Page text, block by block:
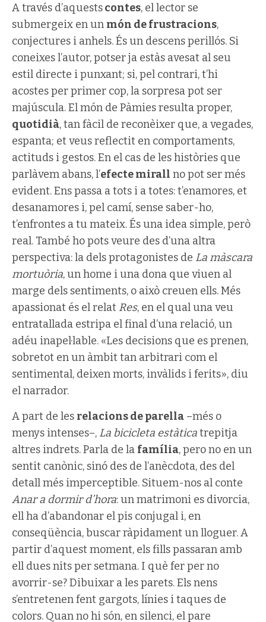
A través d’aquestscontes, el lector se
submergeix en un món de frustracions,
conjectures i anhels. És un descens perillós. Si
coneixes l’autor, potser ja estàs avesat al seu
estil directe i punxant; si, pel contrari, t’hi
acostes per primer cop, la sorpresa pot ser
majúscula. El món de Pàmies resulta proper,
quotidià, tan fàcil de reconèixer que, a vegades,
espanta; et veus reflectit en comportaments,
actituds i gestos. En el cas de les històries que
parlàvem abans, l’efecte mirall no pot ser més
evident. Ens passa a tots i a totes: t’enamores, et
desanamores i, pel camí, sense saber-ho,
t’enfrontes a tu mateix. És una idea simple, però
real. També ho pots veure des d’una altra
perspectiva: la dels protagonistes de La màscara
mortuòria, un home i una dona que viuen al
marge dels sentiments, o això creuen ells. Més
apassionat és el relat Res, en el qual una veu
entratallada estripa el final d’una relació, un
adéu inapel·lable. «Les decisions que es prenen,
sobretot en un àmbit tan arbitrari com el
sentimental, deixen morts, invàlids i ferits», diu
el narrador.
A part de les relacions de parella –més o
menys intenses–, La bicicleta estàticatrepitja
altres indrets. Parla de la família, pero no en un
sentit canònic, sinó des de l’anècdota, des del
detall més imperceptible. Situem-nos al conte
Anar a dormir d’hora: un matrimoni es divorcia,
ell ha d’abandonar el pis conjugal i, en
conseqüència, buscar ràpidament un lloguer. A
partir d’aquest moment, els fills passaran amb
ell dues nits per setmana. I què fer per no
avorrir-se? Dibuixar a les parets. Els nens
s’entretenen fent gargots, línies i taques de
colors. Quan no hi són, en silenci, el pare